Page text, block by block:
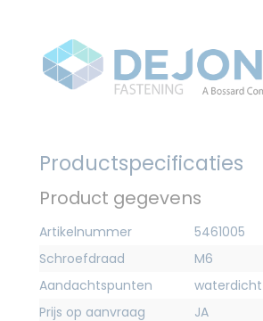
Productspecificaties
Product gegevens
Artikelnummer
5461005
Schroefdraad
M6
Aandachtspunten
waterdicht
Prijs op aanvraag
JA